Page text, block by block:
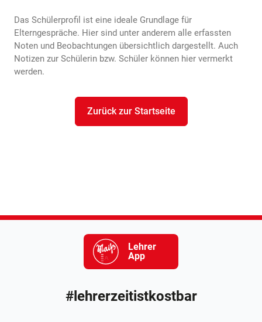
Das Schülerprofil ist eine ideale Grundlage für
Elterngespräche. Hier sind unter anderem alle erfassten
Noten und Beobachtungen übersichtlich dargestellt. Auch
Notizen zur Schülerin bzw. Schüler können hier vermerkt
werden.
Zurück zur Startseite
Lehrer
App
#lehrerzeitistkostbar